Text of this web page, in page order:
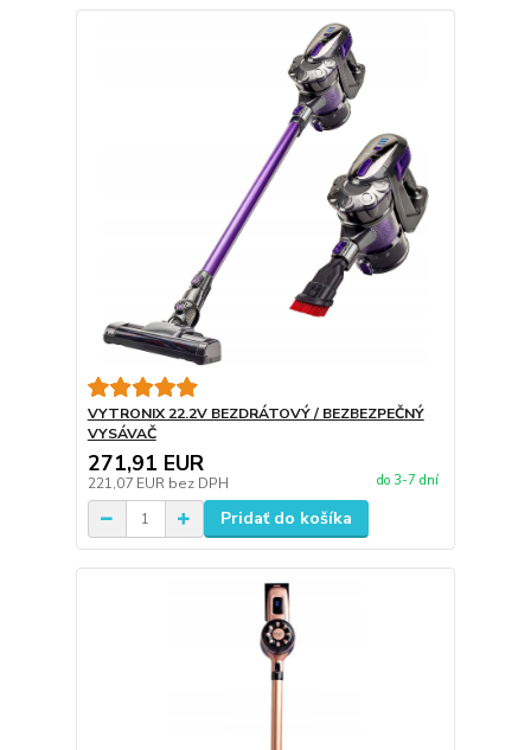
VYTRONIX 22.2V BEZDRÁTOVÝ / BEZBEZPEČNÝ
VYSÁVAČ
271,91 EUR
221,07 EUR bez DPH do 3-7 dní
Pridať do košíka